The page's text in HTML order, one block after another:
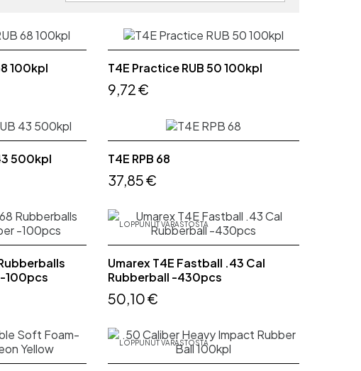
100kpl T4E Practice RUB 50 100kpl
9,72 €
500kpl T4E RPB 68
37,85 €
100pcs
LOPPUNUT VARASTOSTA
Umarex T4E Fastball .43 Cal
Rubberball -430pcs
50,10 €
LOPPUNUT VARASTOSTA